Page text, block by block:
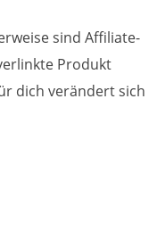
sind Affiliate-
Produkt
dich verändert sich